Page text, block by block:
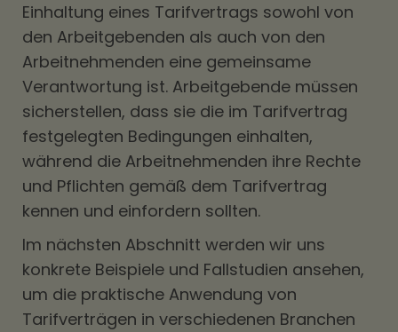
Einhaltung eines Tarifvertrags sowohl von
den Arbeitgebenden als auch von den
Arbeitnehmenden eine gemeinsame
Verantwortung ist. Arbeitgebende müssen
sicherstellen, dass sie die im Tarifvertrag
festgelegten Bedingungen einhalten,
während die Arbeitnehmenden ihre Rechte
und Pflichten gemäß dem Tarifvertrag
kennen und einfordern sollten.
Im nächsten Abschnitt werden wir uns
konkrete Beispiele und Fallstudien ansehen,
um die praktische Anwendung von
Tarifverträgen in verschiedenen Branchen